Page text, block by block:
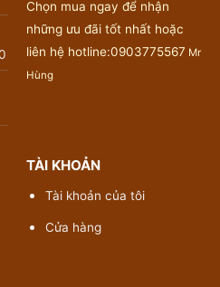
Chọn mua ngay để nhận
những ưu đãi tốt nhất hoặc
liên hệ hotline:0903775567 Mr
Hùng
TÀI KHOẢN
Tài khoản của tôi
Cửa hàng